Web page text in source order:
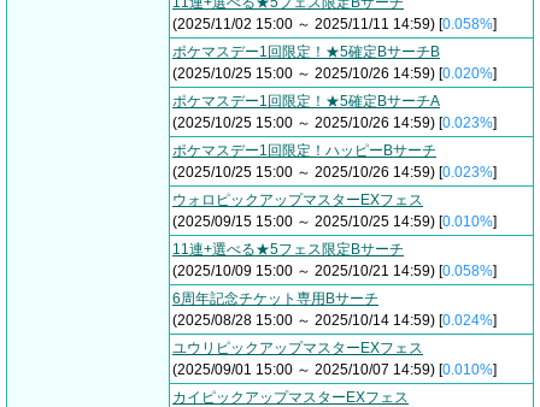
(2025/11/02 15:00 ～ 2025/11/11 14:59) [0.058%]
ポケマスデー1回限定！★5確定BサーチB
(2025/10/25 15:00 ～ 2025/10/26 14:59) [0.020%]
ポケマスデー1回限定！★5確定BサーチA
(2025/10/25 15:00 ～ 2025/10/26 14:59) [0.023%]
ポケマスデー1回限定！ハッピーBサーチ
(2025/10/25 15:00 ～ 2025/10/26 14:59) [0.023%]
ウォロピックアップマスターEXフェス
(2025/09/15 15:00 ～ 2025/10/25 14:59) [0.010%]
11連+選べる★5フェス限定Bサーチ
(2025/10/09 15:00 ～ 2025/10/21 14:59) [0.058%]
6周年記念チケット専用Bサーチ
(2025/08/28 15:00 ～ 2025/10/14 14:59) [0.024%]
ユウリピックアップマスターEXフェス
(2025/09/01 15:00 ～ 2025/10/07 14:59) [0.010%]
カイピックアップマスターEXフェス